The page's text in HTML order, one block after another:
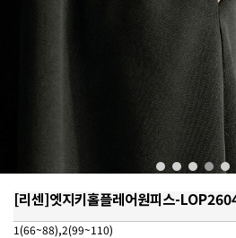
[리센]엣지키홀플레어원피스-
1(66~88),2(99~110)